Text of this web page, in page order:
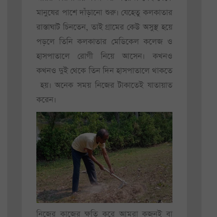
মানুষের পাশে দাঁড়ানো শুরু। যেহেতু কলকাতার
রাস্তাঘাট চিনতেন, তাই গ্রামের কেউ অসুস্থ হয়ে
পড়লে তিনি কলকাতার মেডিকেল কলেজ ও
হাসপাতালে রোগী নিয়ে আসেন। কখনও
কখনও দুই থেকে তিন দিন হাসপাতালে থাকতে
হয়। অনেক সময় নিজের টাকাতেই যাতায়াত
করেন।
নিজের কাজের ক্ষতি করে আমরা কজনই বা